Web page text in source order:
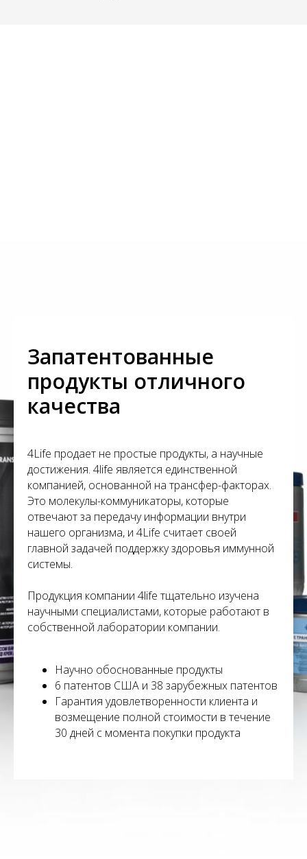
Запатентованные
продукты отличного
качества
4Life продает не простые продукты, а научные
достижения. 4life является единственной
компанией, основанной на трансфер-факторах.
Это молекулы-коммуникаторы, которые
отвечают за передачу информации внутри
нашего организма, и 4Life считает своей
главной задачей поддержку здоровья иммунной
системы.
Продукция компании 4life тщательно изучена
научными специалистами, которые работают в
собственной лаборатории компании.
Научно обоснованные продукты
6 патентов США и 38 зарубежных патентов
Гарантия удовлетворенности клиента и
возмещение полной стоимости в течение
30 дней с момента покупки продукта